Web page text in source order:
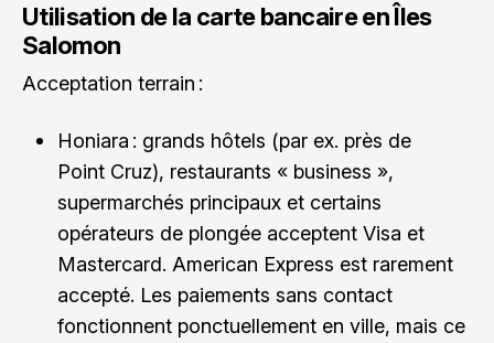
Utilisation de la carte bancaire en Îles
Salomon
Acceptation terrain :
Honiara : grands hôtels (par ex. près de
Point Cruz), restaurants « business »,
supermarchés principaux et certains
opérateurs de plongée acceptent Visa et
Mastercard. American Express est rarement
accepté. Les paiements sans contact
fonctionnent ponctuellement en ville, mais ce